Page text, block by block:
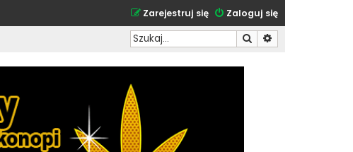
Zaloguj się
Zarejestruj się
Szukaj